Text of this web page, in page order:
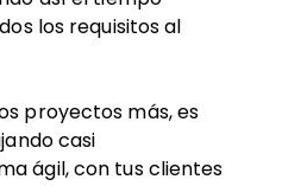
los requisitos al
proyectos más, es
casi
ágil, con tus clientes